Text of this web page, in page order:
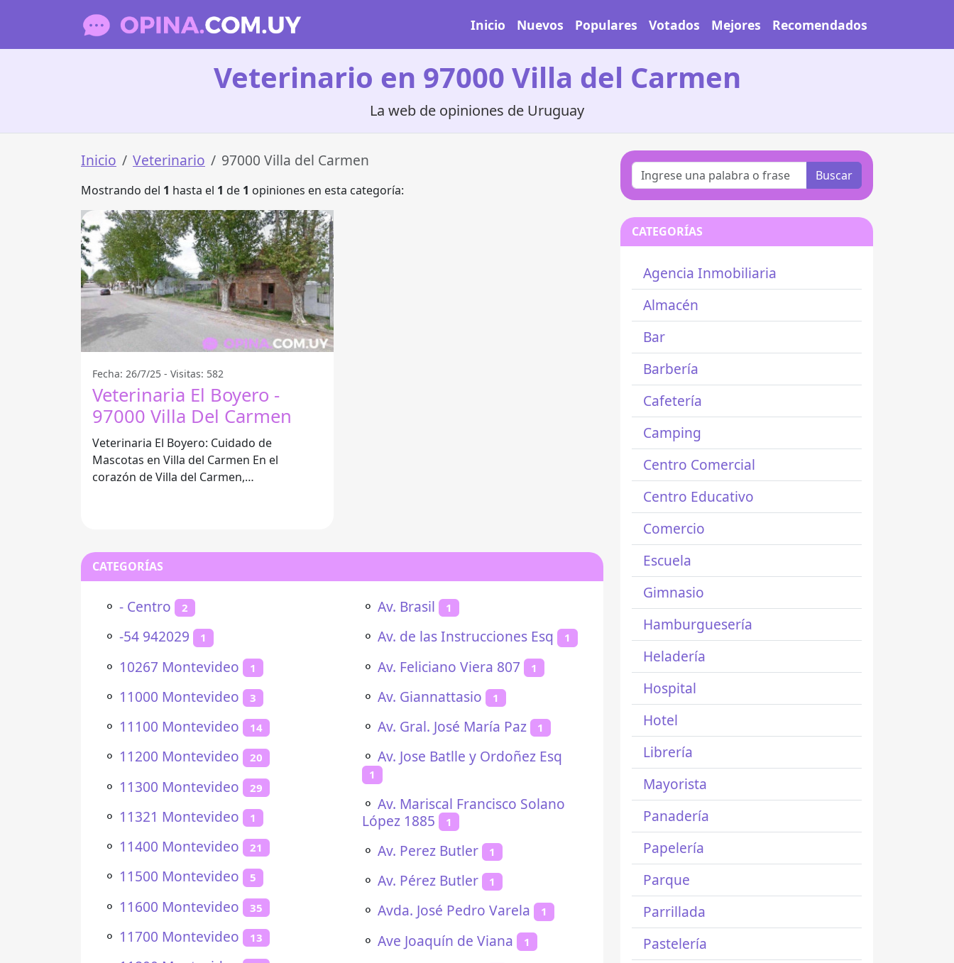
Inicio Nuevos Populares Votados Mejores Recomendados
Veterinario en 97000 Villa del Carmen
La web de opiniones de Uruguay
Inicio Veterinario 97000 Villa del Carmen
Mostrando del 1 hasta el 1 de 1 opiniones en esta categoría:
Fecha: 26/7/25 - Visitas: 582
Veterinaria El Boyero -
97000 Villa Del Carmen
Veterinaria El Boyero: Cuidado de
Mascotas en Villa del Carmen En el
corazón de Villa del Carmen,
CATEGORÍAS
⚬ - Centro 2
⚬ -54 942029 1
⚬ 10267 Montevideo 1
⚬ 11000 Montevideo 3
⚬ 11100 Montevideo 14
⚬ 11200 Montevideo 20
⚬ 11300 Montevideo 29
⚬ 11321 Montevideo 1
⚬ 11400 Montevideo 21
⚬ 11500 Montevideo 5
⚬ 11600 Montevideo 35
⚬ 11700 Montevideo 13
⚬ Av. Brasil 1
⚬ Av. de las Instrucciones Esq 1
⚬ Av. Feliciano Viera 807 1
⚬ Av. Giannattasio 1
⚬ Av. Gral. José María Paz 1
⚬ Av. Jose Batlle y Ordoñez Esq
1
⚬ Av. Mariscal Francisco Solano
López 1885
1
⚬ Av. Perez Butler 1
⚬ Av. Pérez Butler 1
⚬ Avda. José Pedro Varela 1
⚬ Ave Joaquín de Viana 1
Buscar
CATEGORÍAS
Agencia Inmobiliaria
Almacén
Bar
Barbería
Cafetería
Camping
Centro Comercial
Centro Educativo
Comercio
Escuela
Gimnasio
Hamburguesería
Heladería
Hospital
Hotel
Librería
Mayorista
Panadería
Papelería
Parque
Parrillada
Pastelería